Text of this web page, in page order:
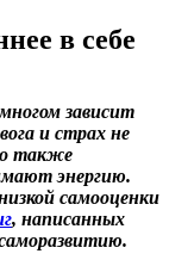
в себе
зависит
и страх не
также
энергию.
самооценки
, написанных